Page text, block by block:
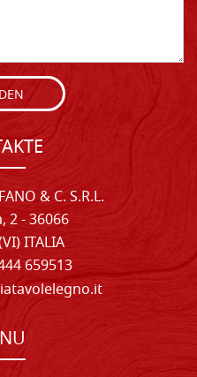
& C. S.R.L.
2 - 36066
ITALIA
659513